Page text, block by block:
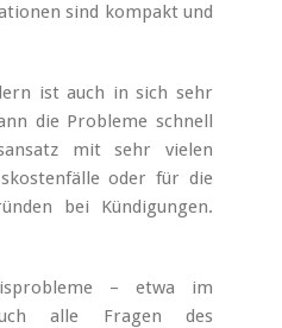
sind kompakt und
ist auch in sich sehr
die Probleme schnell
mit sehr vielen
oder für die
bei Kündigungen.
– etwa im
alle Fragen des